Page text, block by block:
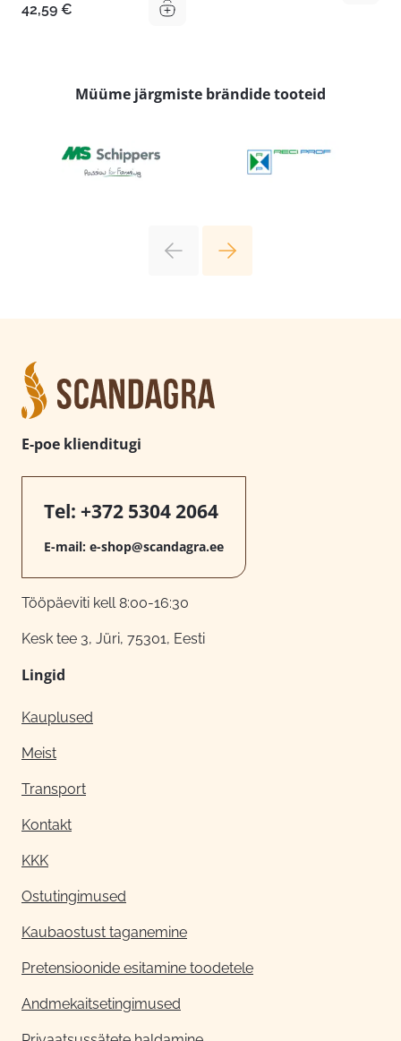
42,59 €
Müüme järgmiste brändide tooteid
E-poe klienditugi
Tel: +372 5304 2064
E-mail: e-shop@scandagra.ee
Tööpäeviti kell 8:00-16:30
Kesk tee 3, Jüri, 75301, Eesti
Lingid
Kauplused
Meist
Transport
Kontakt
KKK
Ostutingimused
Kaubaostust taganemine
Pretensioonide esitamine toodetele
Andmekaitsetingimused